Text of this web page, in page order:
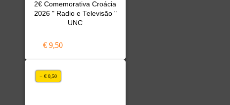
2€ Comemorativa Croácia
2026 " Radio e Televisão "
UNC
€ 9,50
− € 0,50